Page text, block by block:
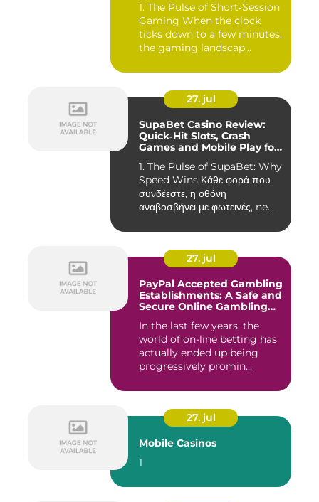
1. The Pulse of Short‑Session
Gaming When the clock
ticks down to a few minutes,
the gaming landscap...
27. jul
SupaBet Casino Review:
Quick‑Hit Slots, Crash
Games and Mobile Play for
1. The Pulse of SupaBet: Why
Speed Wins Κάθε φορά που
συνδέεστε, η οθόνη
αναβοσβήνει με φωτεινές, ne...
27. jul
PayPal Accepted Gambling
Establishments: A Safe and
Secure Online Gambling
In the last few years, the
world of on-line betting has
actually ended up being
progressively promin...
27. jul
Mobile Casinos
1